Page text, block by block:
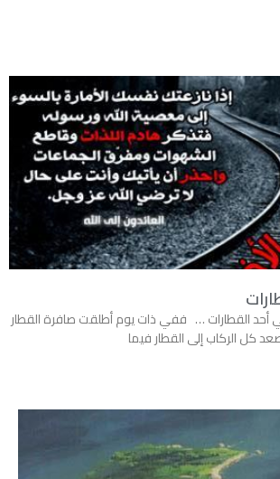
القطارات … ففي ذات يوم أطلقت صافرة القطار
كل الركاب إلى القطار فيما